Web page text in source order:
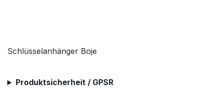
Schlüsselanhänger Boje
Produktsicherheit / GPSR